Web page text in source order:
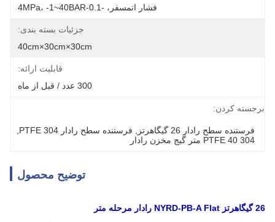
فشار اتمسفر، -0.1-4MPa، -1~40BAR
جزئیات بسته بندی:
40cm×30cm×30cm
قابلیت ارائه:
300 عدد / قبل از ماه
برجسته کردن:
فرستنده سطح رادار 26 گیگاهرتز , فرستنده سطح رادار 304 PTFE
,
304 PTFE 40 متر گیج مخزن رادار
توضیح محصول
26 گیگاهرتز NYRD-PB-A Flat رادار مرحله متر